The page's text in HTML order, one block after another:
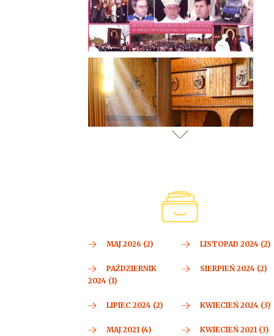
MAJ 2026 (2) LISTOPAD 2024 (2)
PAŹDZIERNIK
2024 (1)
SIERPIEŃ 2024 (2)
LIPIEC 2024 (2) KWIECIEŃ 2024 (3)
MAJ 2021 (4) KWIECIEŃ 2021 (3)